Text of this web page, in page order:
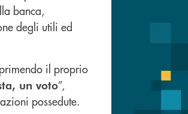
banca,
degli utili ed
il proprio
un voto”,
possedute.